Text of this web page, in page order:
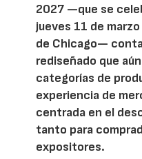
2027 —que se
jueves 11 de
de Chicago—
rediseñado que
categorías de
experiencia de
centrada en el
tanto para
expositores.